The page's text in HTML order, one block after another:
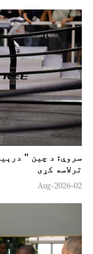
سروې: د چین "
ترلاسه کړی
02-Aug-2026